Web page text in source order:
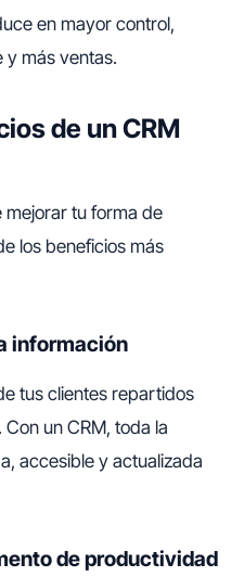
en mayor control,
y más ventas.
de un CRM
mejorar tu forma de
los beneficios más
información
tus clientes repartidos
un CRM, toda la
accesible y actualizada
de productividad